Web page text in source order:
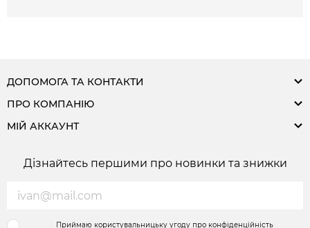
ДОПОМОГА ТА КОНТАКТИ
ПРО КОМПАНІЮ
МІЙ АККАУНТ
Дізнайтесь першими про новинки та знижки
Приймаю користувальницьку угоду про конфіденційність